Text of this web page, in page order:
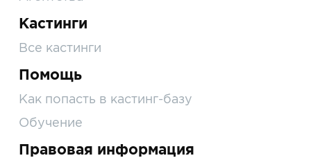
Кастинги
Все кастинги
Помощь
Как попасть в кастинг-базу
Обучение
Правовая информация